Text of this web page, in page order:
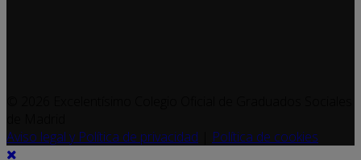
Aviso legal y Política de privacidad
Política de cookies